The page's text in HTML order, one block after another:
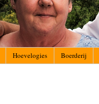
Hoevelogies Boerderij